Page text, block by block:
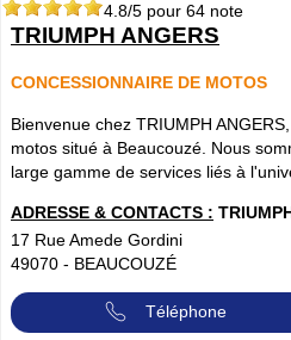
4.8/5 pour 64 note
TRIUMPH ANGERS
CONCESSIONNAIRE DE MOTOS
Bienvenue chez TRIUMPH
motos situé à Beaucouzé. Nous
large gamme de services liés à
ADRESSE & CONTACTS :
17 Rue Amede Gordini
49070 - BEAUCOUZÉ
Téléphone